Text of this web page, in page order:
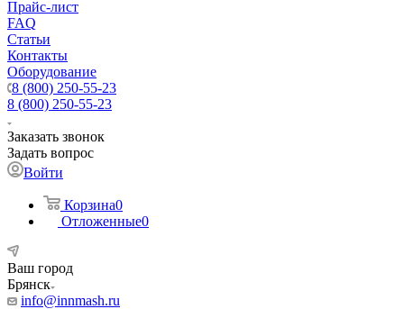
Прайс-лист
FAQ
Статьи
Контакты
Оборудование
8 (800) 250-55-23
8 (800) 250-55-23
Заказать звонок
Задать вопрос
Войти
Корзина0
Отложенные0
Ваш город
Брянск
info@innmash.ru